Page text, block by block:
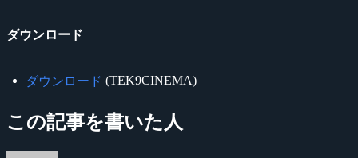
ダウンロード
ダウンロード (TEK9CINEMA)
この記事を書いた人